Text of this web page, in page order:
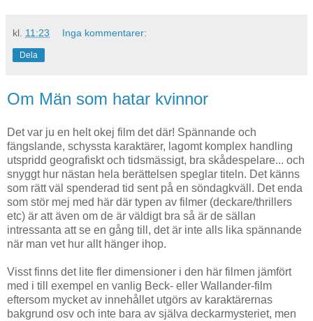
kl. 11:23 Inga kommentarer:
Dela
Om Män som hatar kvinnor
Det var ju en helt okej film det där! Spännande och
fängslande, schyssta karaktärer, lagomt komplex handling
utspridd geografiskt och tidsmässigt, bra skådespelare... och
snyggt hur nästan hela berättelsen speglar titeln. Det känns
som rätt väl spenderad tid sent på en söndagkväll. Det enda
som stör mej med här där typen av filmer (deckare/thrillers
etc) är att även om de är väldigt bra så är de sällan
intressanta att se en gång till, det är inte alls lika spännande
när man vet hur allt hänger ihop.
Visst finns det lite fler dimensioner i den här filmen jämfört
med i till exempel en vanlig Beck- eller Wallander-film
eftersom mycket av innehållet utgörs av karaktärernas
bakgrund osv och inte bara av själva deckarmysteriet, men